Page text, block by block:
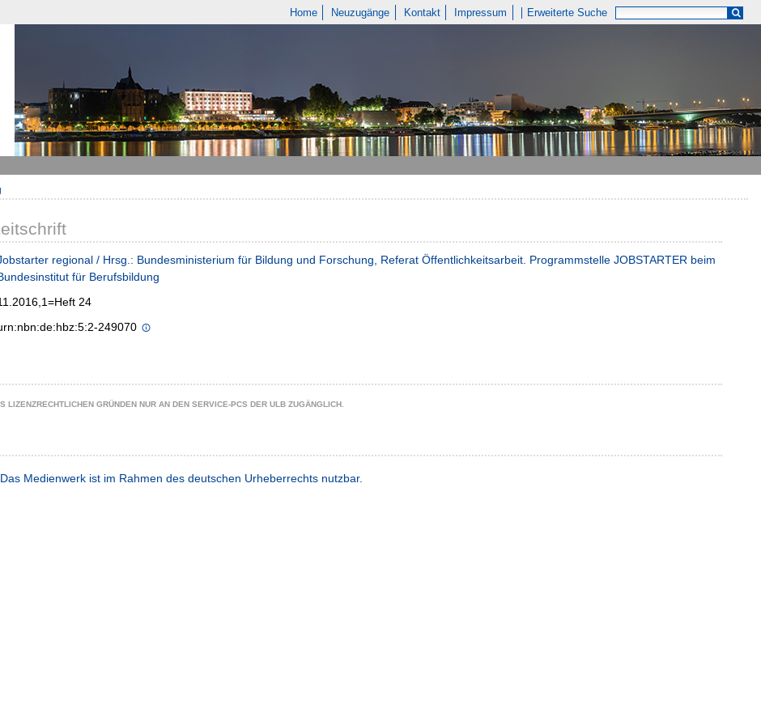
Home Neuzugänge Kontakt Impressum Erweiterte Suche
regional / Hrsg.: Bundesministerium für Bildung und Forschung, Referat Öffentlichkeitsarbeit. Programmstelle JOBSTARTER beim
für Berufsbildung
24
249070
LIZENZRECHTLICHEN GRÜNDEN NUR AN DEN SERVICE-PCS DER ULB ZUGÄNGLICH.
Das Medienwerk ist im Rahmen des deutschen Urheberrechts nutzbar.